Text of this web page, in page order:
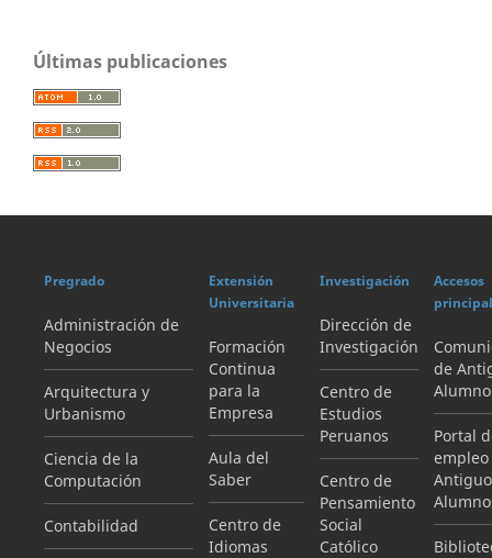
Últimas publicaciones
Pregrado
Administración de
Negocios
Arquitectura y
Urbanismo
Ciencia de la
Computación
Contabilidad
Extensión
Universitaria
Formación
Continua
para la
Empresa
Aula del
Saber
Centro de
Idiomas
Investigación
Dirección de
Investigación
Centro de
Estudios
Peruanos
Centro de
Pensamiento
Social
Católico
Accesos
de
Portal
empleo